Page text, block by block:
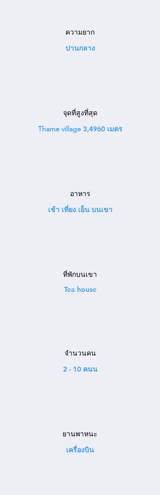
ความยาก
ปานกลาง
จุดที่สูงที่สุด
Thame village3,4960 เมตร
อาหาร
เช้า เที่ยง เย็น บนเขา
ที่พักบนเขา
Tea house
จำนวนคน
2 - 10 คนน
ยานพาหนะ
เครื่องบิน